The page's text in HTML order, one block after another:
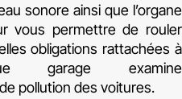
sonore ainsi que l’organe
vous permettre de rouler
obligations rattachées à
garage examine
pollution des voitures.